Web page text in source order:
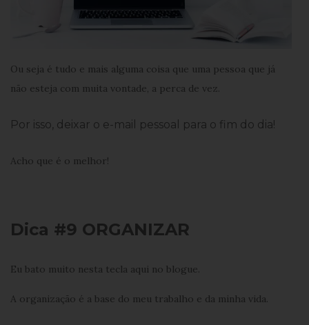
Ou seja é tudo e mais alguma coisa que uma pessoa que já
não esteja com muita vontade, a perca de vez.
Por isso, deixar o e-mail pessoal para o fim do dia!
Acho que é o melhor!
Dica #9 ORGANIZAR
Eu bato muito nesta tecla aqui no blogue.
A organização é a base do meu trabalho e da minha vida.